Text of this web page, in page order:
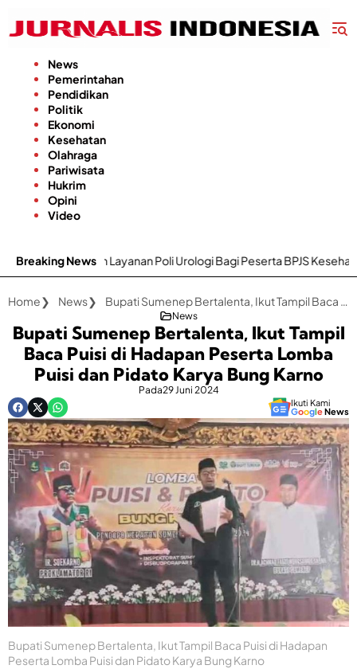
konten
News
Pemerintahan
Pendidikan
Politik
Ekonomi
Kesehatan
Olahraga
Pariwisata
Hukrim
Opini
Video
Breaking News
Poli Urologi Bagi Peserta BPJS Kesehatan Gapoktan
Home News Bupati Sumenep Bertalenta, Ikut Tampil Baca Puisi di Hadapan Peserta Lomba Puisi dan Pidato Karya Bung Karno
News
Bupati Sumenep Bertalenta, Ikut Tampil
Baca Puisi di Hadapan Peserta Lomba
Puisi dan Pidato Karya Bung Karno
Pada29 Juni 2024
Ikuti Kami
GoogleNews
Bupati Sumenep Bertalenta, Ikut Tampil Baca Puisi di Hadapan
Peserta Lomba Puisi dan Pidato Karya Bung Karno